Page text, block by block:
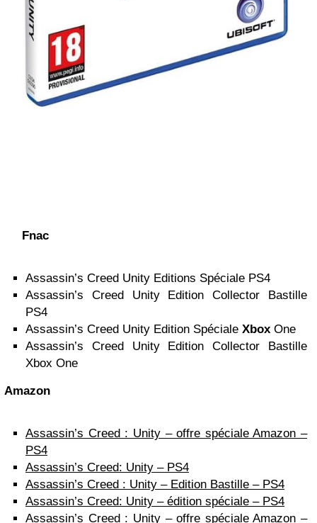
Fnac
Assassin’s Creed Unity Editions Spéciale PS4
Assassin’s Creed Unity Edition Collector Bastille
PS4
Assassin’s Creed Unity Edition Spéciale Xbox One
Assassin’s Creed Unity Edition Collector Bastille
Xbox One
Amazon
Assassin’s Creed : Unity – offre spéciale Amazon –
PS4
Assassin’s Creed: Unity – PS4
Assassin’s Creed : Unity – Edition Bastille – PS4
Assassin’s Creed: Unity – édition spéciale – PS4
Assassin’s Creed : Unity – offre spéciale Amazon –